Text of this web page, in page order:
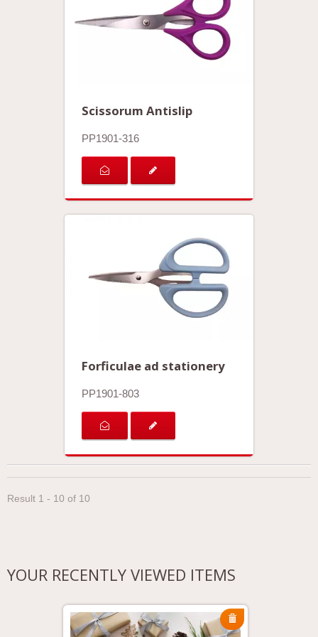
Scissorum Antislip
PP1901-316
Forficulae ad stationery
PP1901-803
Result 1 - 10 of 10
YOUR RECENTLY VIEWED ITEMS